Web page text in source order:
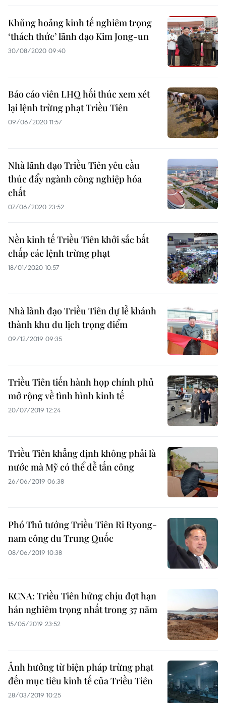
Khủng hoảng kinh tế nghiêm trọng
‘thách thức’ lãnh đạo Kim Jong-un
30/08/2020 09:40
Báo cáo viên LHQ hối thúc xem xét
lại lệnh trừng phạt Triều Tiên
09/06/2020 11:57
Nhà lãnh đạo Triều Tiên yêu cầu
thúc đẩy ngành công nghiệp hóa
chất
07/06/2020 23:52
Nền kinh tế Triều Tiên khởi sắc bất
chấp các lệnh trừng phạt
18/01/2020 10:57
Nhà lãnh đạo Triều Tiên dự lễ khánh
thành khu du lịch trọng điểm
09/12/2019 09:35
Triều Tiên tiến hành họp chính phủ
mở rộng về tình hình kinh tế
20/07/2019 12:24
Triều Tiên khẳng định không phải là
nước mà Mỹ có thể dễ tấn công
26/06/2019 06:38
Phó Thủ tướng Triều Tiên Ri Ryong-
nam công du Trung Quốc
08/06/2019 10:38
KCNA: Triều Tiên hứng chịu đợt hạn
hán nghiêm trọng nhất trong 37 năm
15/05/2019 23:52
Ảnh hưởng từ biện pháp trừng phạt
đến mục tiêu kinh tế của Triều Tiên
28/03/2019 10:25